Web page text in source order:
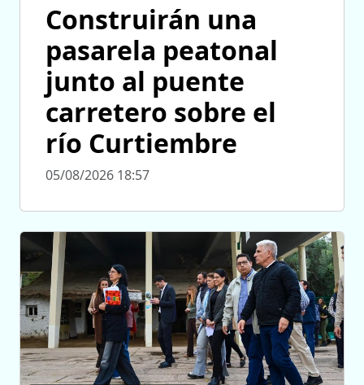
Construirán una
pasarela peatonal
junto al puente
carretero sobre el
río Curtiembre
05/08/2026 18:57